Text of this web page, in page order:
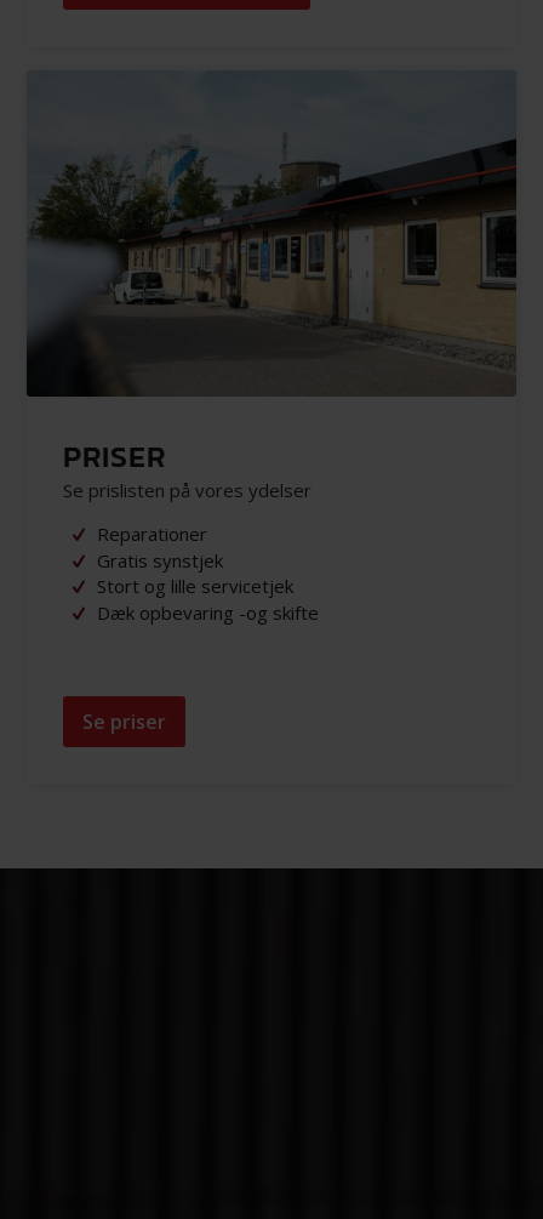
PRISER
Se prislisten på vores ydelser
Reparationer
Gratis synstjek
Stort og lille servicetjek
Dæk opbevaring -og skifte
Se priser